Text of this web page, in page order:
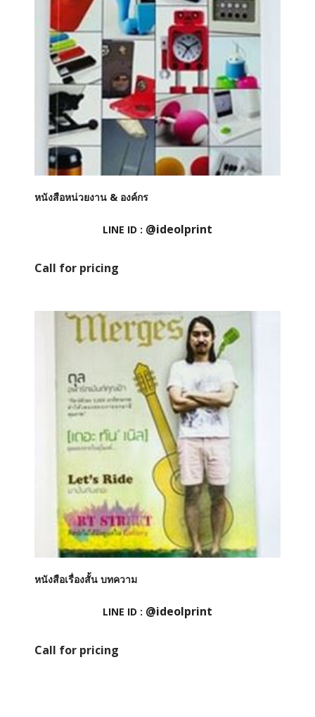
หนังสือหน่วยงาน & องค์กร
LINE ID : @ideolprint
Call for pricing
หนังสือเรื่องสั้น บทความ
LINE ID : @ideolprint
Call for pricing